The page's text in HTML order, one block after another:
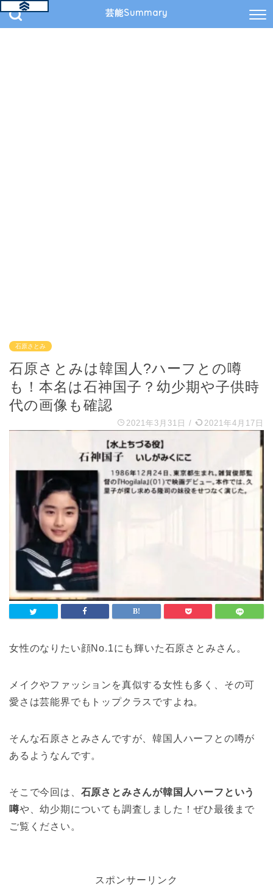
芸能Summary
石原さとみ
石原さとみは韓国人?ハーフとの噂
も！本名は石神国子？幼少期や子供時
代の画像も確認
2021年3月31日 / 2021年4月17日
女性のなりたい顔No.1にも輝いた石原さとみさん。
メイクやファッションを真似する女性も多く、その可
愛さは芸能界でもトップクラスですよね。
そんな石原さとみさんですが、韓国人ハーフとの噂が
あるようなんです。
そこで今回は、 石原さとみさんが韓国人ハーフという
噂や、幼少期についても調査しました！ぜひ最後まで
ご覧ください。
スポンサーリンク